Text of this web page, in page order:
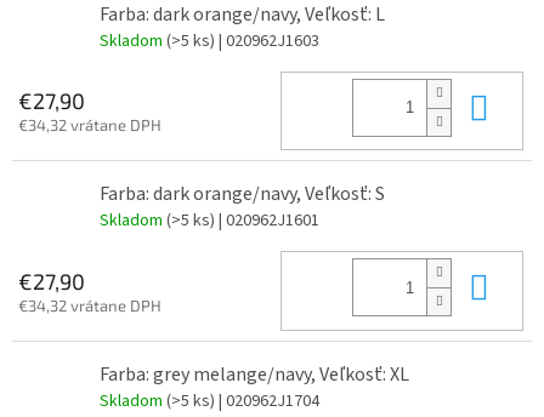
Farba: dark orange/navy, Veľkosť: L
Skladom (>5 ks) | 020962J1603
€27,90
€34,32 vrátane DPH
Farba: dark orange/navy, Veľkosť: S
Skladom (>5 ks) | 020962J1601
€27,90
€34,32 vrátane DPH
Farba: grey melange/navy, Veľkosť: XL
Skladom (>5 ks) | 020962J1704